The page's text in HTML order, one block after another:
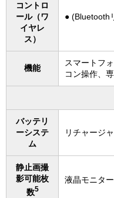
コントロ
ール（ワ
イヤレ
ス）
● (Bluetooth
機能
スマートフ
コン操作、
バッテリ
ーシステ
ム
リチャージ
静止画撮
影可能枚
数5
液晶モニタ